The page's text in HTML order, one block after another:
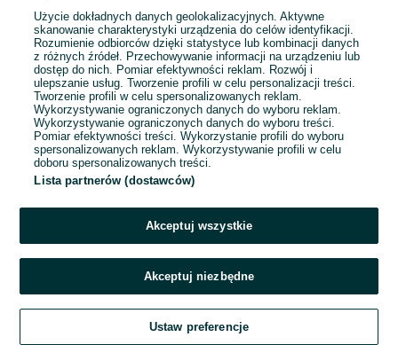
Przejdź na stronę główną
Użycie dokładnych danych geolokalizacyjnych. Aktywne
skanowanie charakterystyki urządzenia do celów identyfikacji.
Rozumienie odbiorców dzięki statystyce lub kombinacji danych
z różnych źródeł. Przechowywanie informacji na urządzeniu lub
dostęp do nich. Pomiar efektywności reklam. Rozwój i
ulepszanie usług. Tworzenie profili w celu personalizacji treści.
Tworzenie profili w celu spersonalizowanych reklam.
Wykorzystywanie ograniczonych danych do wyboru reklam.
Wykorzystywanie ograniczonych danych do wyboru treści.
Pomiar efektywności treści. Wykorzystanie profili do wyboru
spersonalizowanych reklam. Wykorzystywanie profili w celu
doboru spersonalizowanych treści.
Lista partnerów (dostawców)
Akceptuj wszystkie
Akceptuj niezbędne
Ustaw preferencje